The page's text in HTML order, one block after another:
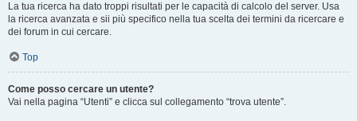
La tua ricerca ha dato troppi risultati per le capacità di calcolo del server. Usa
la ricerca avanzata e sii più specifico nella tua scelta dei termini da ricercare e
dei forum in cui cercare.
Top
Come posso cercare un utente?
Vai nella pagina “Utenti” e clicca sul collegamento “trova utente”.